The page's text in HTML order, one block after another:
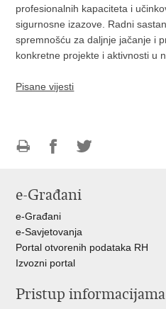
profesionalnih kapaciteta i
sigurnosne izazove. Radni
spremnošću za daljnje jačanje i
konkretne projekte i aktivnosti u
Pisane vijesti
FacebookuTwitteru
e-Građani
e-Građani
e-Savjetovanja
Portal otvorenih podataka RH
Izvozni portal
Pristup informacijama